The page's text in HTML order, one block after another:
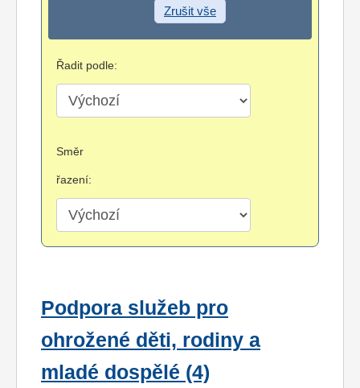
Zrušit vše
Řadit podle:
Směr
řazení:
Podpora služeb pro
ohrožené děti, rodiny a
mladé dospělé (4)